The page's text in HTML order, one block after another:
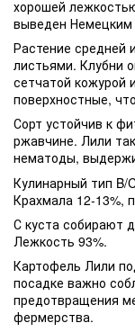
хорошей
выведен
Растение средней
листьями. Клубни
сетчатой кожурой
поверхностные,
Сорт устойчив к
ржавчине. Лили
нематоды,
Кулинарный тип
Крахмала 12-13%,
С куста собирают
Лежкость 93%.
Картофель Лили
посадке важно
предотвращения
фермерства.